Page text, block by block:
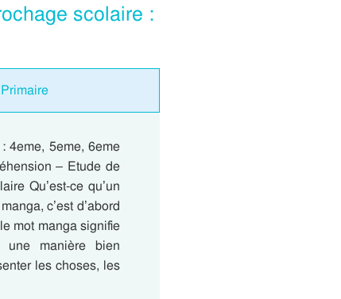
scolaire :
4eme, 5eme, 6eme
– Etude de
Qu’est-ce qu’un
c’est d’abord
mot manga signifie
manière bien
les choses, les